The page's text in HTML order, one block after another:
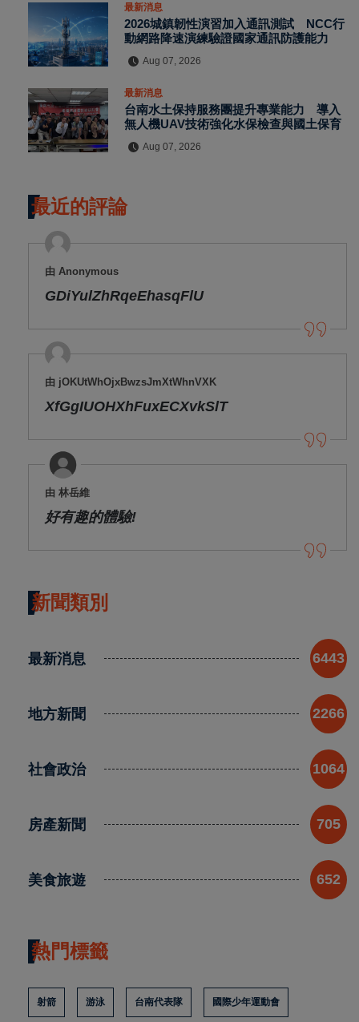
最新消息
2026城鎮韌性演習加入通訊測試 NCC行
動網路降速演練驗證國家通訊防護能力
Aug 07, 2026
最新消息
台南水土保持服務團提升專業能力 導入
無人機UAV技術強化水保檢查與國土保育
Aug 07, 2026
最近的評論
由 Anonymous
GDiYulZhRqeEhasqFlU
由 jOKUtWhOjxBwzsJmXtWhnVXK
XfGgIUOHXhFuxECXvkSlT
由 林岳維
好有趣的體驗!
新聞類別
最新消息 6443
地方新聞 2266
社會政治 1064
房產新聞 705
美食旅遊 652
熱門標籤
射箭 游泳 台南代表隊 國際少年運動會